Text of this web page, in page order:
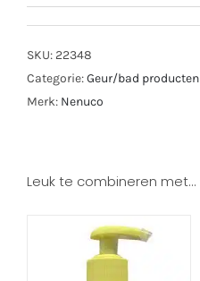
SKU: 22348
Categorie:Geur/bad producten
Merk: Nenuco
Leuk te combineren met…